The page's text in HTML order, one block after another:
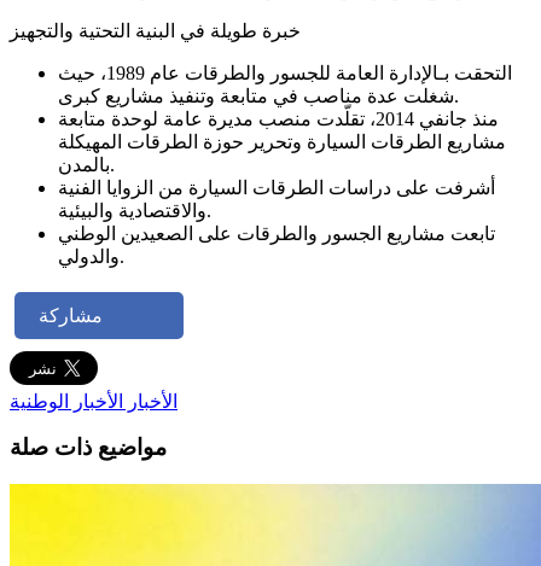
خبرة طويلة في البنية التحتية والتجهيز
التحقت بـالإدارة العامة للجسور والطرقات عام 1989، حيث
شغلت عدة مناصب في متابعة وتنفيذ مشاريع كبرى.
منذ جانفي 2014، تقلّدت منصب مديرة عامة لوحدة متابعة
مشاريع الطرقات السيارة وتحرير حوزة الطرقات المهيكلة
بالمدن.
أشرفت على دراسات الطرقات السيارة من الزوايا الفنية
والاقتصادية والبيئية.
تابعت مشاريع الجسور والطرقات على الصعيدين الوطني
والدولي.
مشاركة
الأخبار الأخبار الوطنية
مواضيع ذات صلة